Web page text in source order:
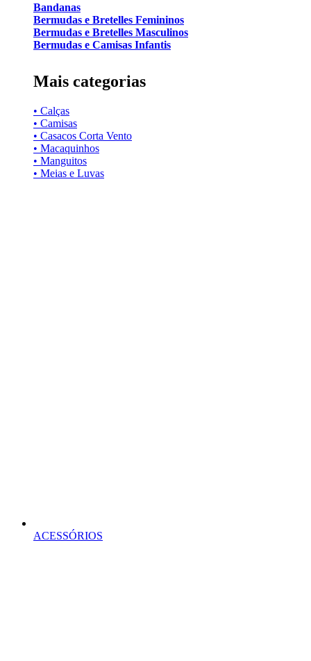
Bandanas
Bermudas e Bretelles Femininos
Bermudas e Bretelles Masculinos
Bermudas e Camisas Infantis
Mais categorias
• Calças
• Camisas
• Casacos Corta Vento
• Macaquinhos
• Manguitos
• Meias e Luvas
ACESSÓRIOS